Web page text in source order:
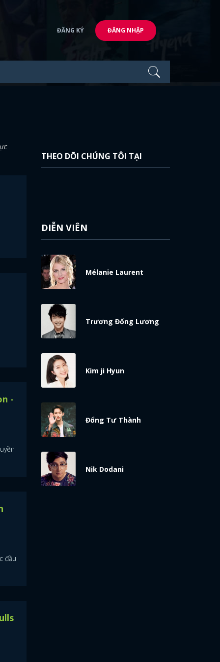
ĐĂNG KÝ ĐĂNG NHẬP
-
đầu
THEO DÕI CHÚNG TÔI TẠI
DIỄN VIÊN
Mélanie Laurent
Trương Đống Lương
Kim ji Hyun
Đổng Tư Thành
Nik Dodani